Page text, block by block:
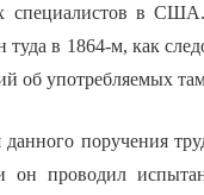
специалистов в
в 1864-м, как
об употребляемых
поручения
он проводил